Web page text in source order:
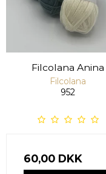
Filcolana Anina
Filcolana
952
60,00 DKK